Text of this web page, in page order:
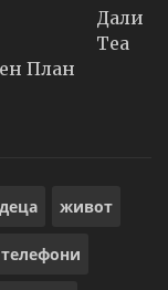
Дали
Теа
План
деца живот